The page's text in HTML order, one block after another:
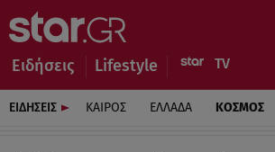
Ειδήσεις Lifestyle
ΕΙΔΗΣΕΙΣ ΚΑΙΡΟΣ ΕΛΛΑΔΑ ΚΟΣΜΟΣ